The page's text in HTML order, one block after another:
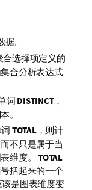
。
合选择项定义的
合分析表达式
词 DISTINCT，
。
TOTAL，则计
不只是属于当
维度。 TOTAL
括起来的一个
是图表维度变